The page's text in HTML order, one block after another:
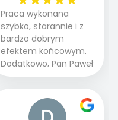
brukarstwo.Efekt
końcowy przerósł
nasze oczekiwania.
Polecamy tę firmę
wszystkim , którzy
marzą o pięknym
Praca wykonana
szybko, starannie i z
bardzo dobrym
efektem końcowym.
Dodatkowo, Pan Paweł
chętnie udziela porad